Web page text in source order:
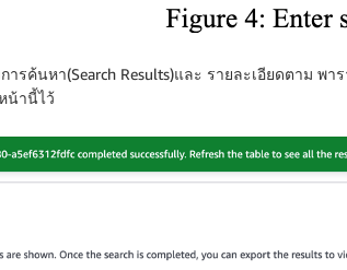
ค้นหา(Search Results)และ รายละเอียดตาม พ
น้านี้ไว้